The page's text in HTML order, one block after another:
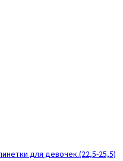
для девочек.(22,5-25,5)